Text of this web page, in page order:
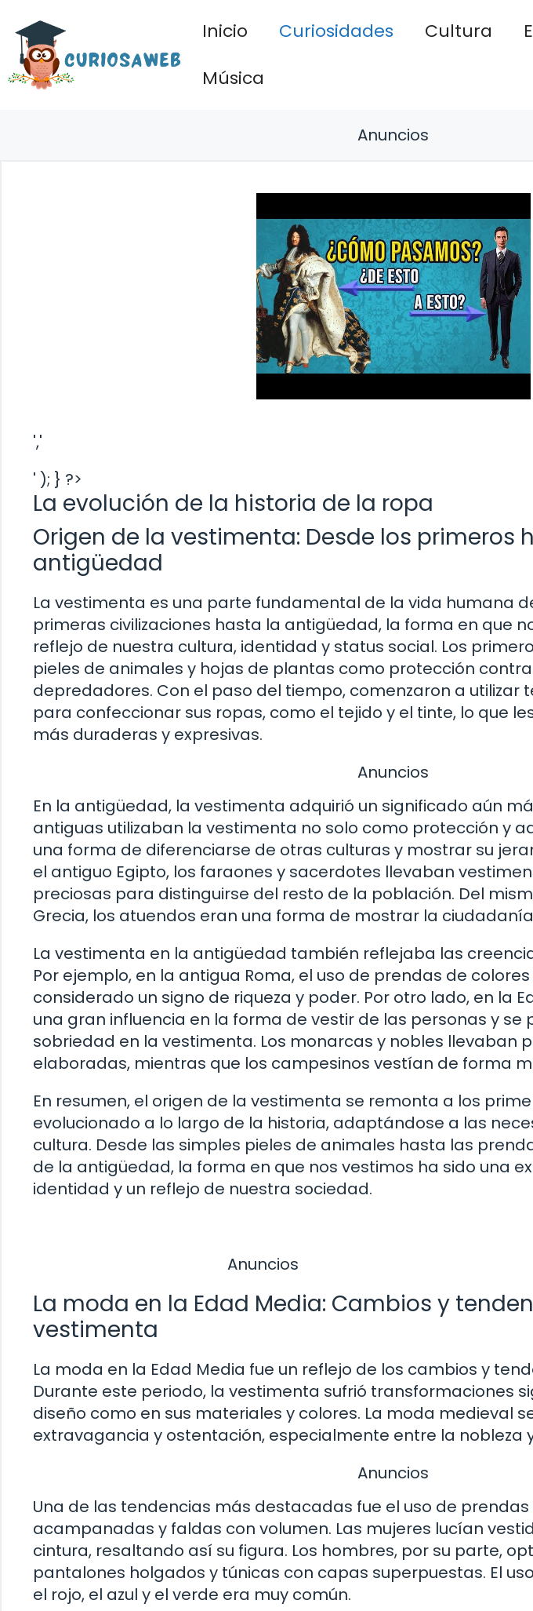
contenido
Inicio Curiosidades Cultura
Música
Anuncios
','
' ); } ?>
La evolución de la historia de la ropa
Origen de la vestimenta: Desde los primeros
antigüedad
La vestimenta es una parte fundamental de la vida humana
primeras civilizaciones hasta la antigüedad, la forma en que
reflejo de nuestra cultura, identidad y status social. Los
pieles de animales y hojas de plantas como protección
depredadores. Con el paso del tiempo, comenzaron a utilizar
para confeccionar sus ropas, como el tejido y el tinte, lo que
más duraderas y expresivas.
Anuncios
En la antigüedad, la vestimenta adquirió un significado aún
antiguas utilizaban la vestimenta no solo como protección y
una forma de diferenciarse de otras culturas y mostrar su
el antiguo Egipto, los faraones y sacerdotes llevaban
preciosas para distinguirse del resto de la población. Del
Grecia, los atuendos eran una forma de mostrar la
La vestimenta en la antigüedad también reflejaba las
Por ejemplo, en la antigua Roma, el uso de prendas de
considerado un signo de riqueza y poder. Por otro lado, en la
una gran influencia en la forma de vestir de las personas y
sobriedad en la vestimenta. Los monarcas y nobles llevaban
elaboradas, mientras que los campesinos vestían de forma
En resumen, el origen de la vestimenta se remonta a los
evolucionado a lo largo de la historia, adaptándose a las
cultura. Desde las simples pieles de animales hasta las
de la antigüedad, la forma en que nos vestimos ha sido una
identidad y un reflejo de nuestra sociedad.
Anuncios
La moda en la Edad Media: Cambios y
vestimenta
La moda en la Edad Media fue un reflejo de los cambios y
Durante este periodo, la vestimenta sufrió transformaciones
diseño como en sus materiales y colores. La moda medieval
extravagancia y ostentación, especialmente entre la nobleza
Anuncios
Una de las tendencias más destacadas fue el uso de
acampanadas y faldas con volumen. Las mujeres lucían
cintura, resaltando así su figura. Los hombres, por su parte,
pantalones holgados y túnicas con capas superpuestas. El
el rojo, el azul y el verde era muy común.